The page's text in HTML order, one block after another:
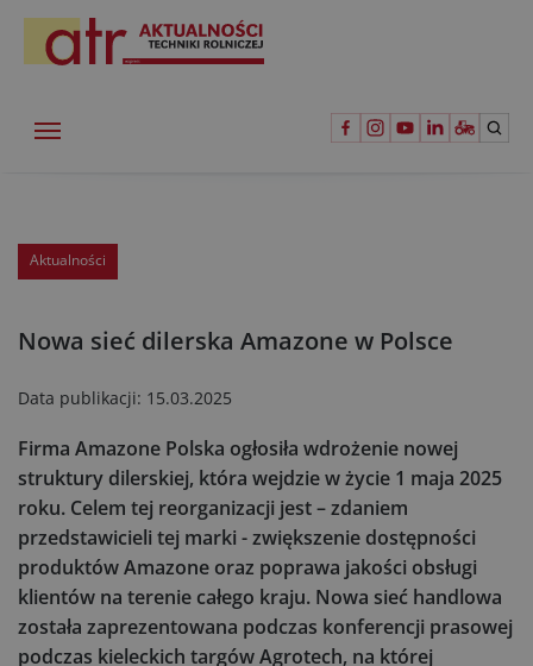
Aktualności
Nowa sieć dilerska Amazone w Polsce
Data publikacji: 15.03.2025
Firma Amazone Polska ogłosiła wdrożenie nowej
struktury dilerskiej, która wejdzie w życie 1 maja 2025
roku. Celem tej reorganizacji jest – zdaniem
przedstawicieli tej marki - zwiększenie dostępności
produktów Amazone oraz poprawa jakości obsługi
klientów na terenie całego kraju. Nowa sieć handlowa
została zaprezentowana podczas konferencji prasowej
podczas kieleckich targów Agrotech, na której